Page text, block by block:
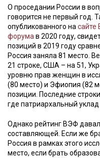
О проседании России в
говорится не первый год.
опубликованного на сайте
форума в 2020 году,
позиций в 2019 году
Россия заняла 81 место.
21 строке, США – на 51,
уровню прав женщин в
(80 место) и Эфиопия (82
позиции. Последние
где патриархальный
Однако рейтинг ВЭФ
составляющей. Если же
Россия в рамках этого
место, если брать